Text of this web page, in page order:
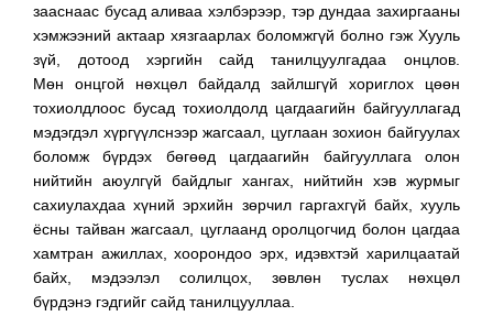
зааснаас бусад аливаа хэлбэрээр, тэр дундаа захиргааны
хэмжээний актаар хязгаарлах боломжгүй болно гэж Хууль
зүй, дотоод хэргийн сайд танилцуулгадаа онцлов.
Мөн онцгой нөхцөл байдалд зайлшгүй хориглох цөөн
тохиолдлоос бусад тохиолдолд цагдаагийн байгууллагад
мэдэгдэл хүргүүлснээр жагсаал, цуглаан зохион байгуулах
боломж бүрдэх бөгөөд цагдаагийн байгууллага олон
нийтийн аюулгүй байдлыг хангах, нийтийн хэв журмыг
сахиулахдаа хүний эрхийн зөрчил гаргахгүй байх, хууль
ёсны тайван жагсаал, цуглаанд оролцогчид болон цагдаа
хамтран ажиллах, хоорондоо эрх, идэвхтэй харилцаатай
байх, мэдээлэл солилцох, зөвлөн туслах нөхцөл
бүрдэнэ гэдгийг сайд танилцууллаа.